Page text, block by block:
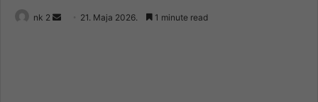
nk 2
Send 21. Maja 2026. 1 minute read